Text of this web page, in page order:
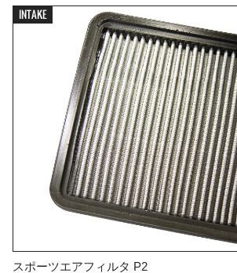
INTAKE
スポーツエアフィルタ P2